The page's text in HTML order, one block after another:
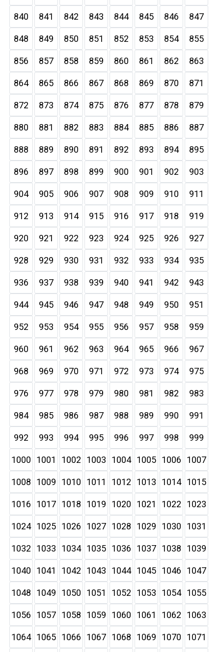
840 841 842 843 844 845 846 847
848 849 850 851 852 853 854 855
856 857 858 859 860 861 862 863
864 865 866 867 868 869 870 871
872 873 874 875 876 877 878 879
880 881 882 883 884 885 886 887
888 889 890 891 892 893 894 895
896 897 898 899 900 901 902 903
904 905 906 907 908 909 910 911
912 913 914 915 916 917 918 919
920 921 922 923 924 925 926 927
928 929 930 931 932 933 934 935
936 937 938 939 940 941 942 943
944 945 946 947 948 949 950 951
952 953 954 955 956 957 958 959
960 961 962 963 964 965 966 967
968 969 970 971 972 973 974 975
976 977 978 979 980 981 982 983
984 985 986 987 988 989 990 991
992 993 994 995 996 997 998 999
1000 1001 1002 1003 1004 1005 1006 1007
1008 1009 1010 1011 1012 1013 1014 1015
1016 1017 1018 1019 1020 1021 1022 1023
1024 1025 1026 1027 1028 1029 1030 1031
1032 1033 1034 1035 1036 1037 1038 1039
1040 1041 1042 1043 1044 1045 1046 1047
1048 1049 1050 1051 1052 1053 1054 1055
1056 1057 1058 1059 1060 1061 1062 1063
1064 1065 1066 1067 1068 1069 1070 1071